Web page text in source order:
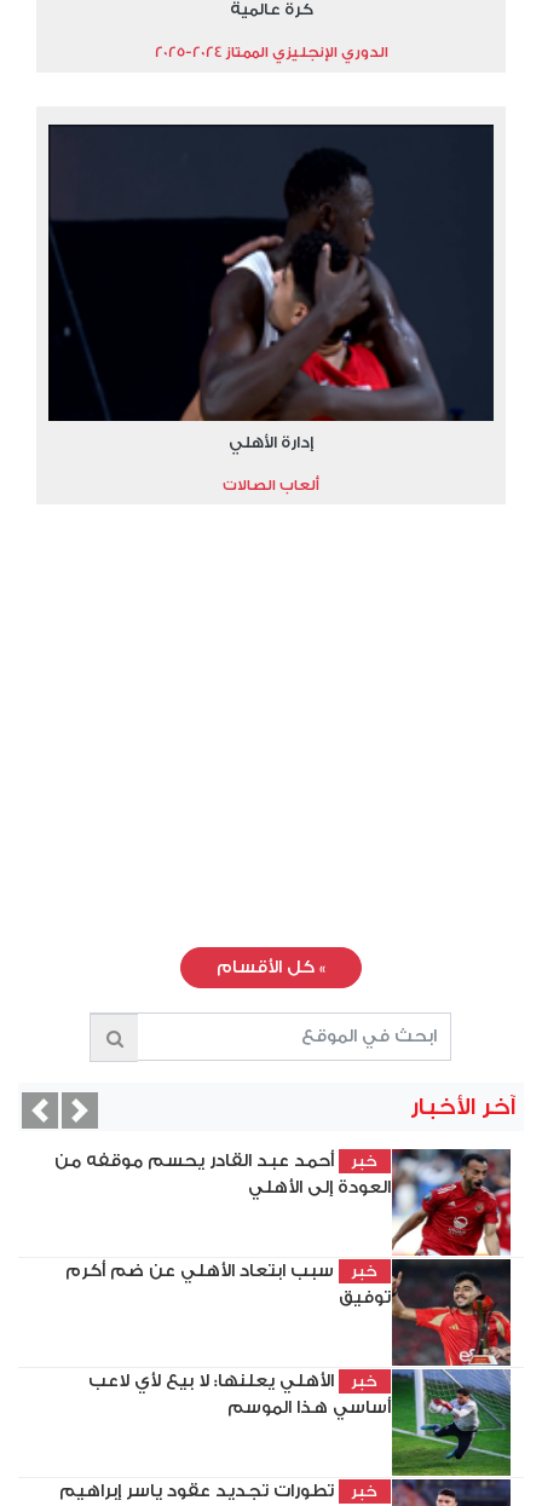
كرة عالمية
الدوري الإنجليزي الممتاز 2024-2025
إدارة الأهلي
ألعاب الصالات
» كل الأقسام
آخر الأخبار
خبر
أحمد عبد القادر يحسم موقفه من
العودة إلى الأهلي
خبر
سبب ابتعاد الأهلي عن ضم أكرم
توفيق
خبر
الأهلي يعلنها: لا بيع لأي لاعب
أساسي هذا الموسم
خبر
تطورات تجديد عقود ياسر إبراهيم
Next